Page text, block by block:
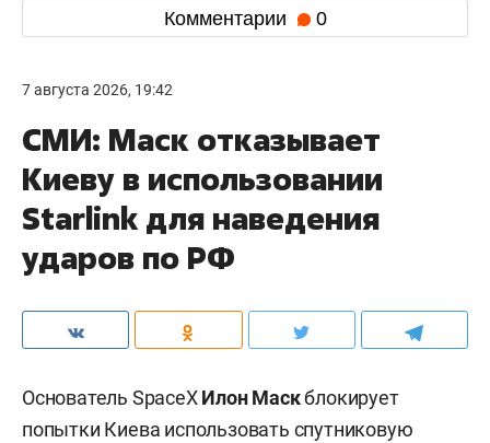
Комментарии 0
7 августа 2026, 19:42
СМИ: Маск отказывает
Киеву в использовании
Starlink для наведения
ударов по РФ
Основатель SpaceXИлон Маскблокирует
попытки Киева использовать спутниковую